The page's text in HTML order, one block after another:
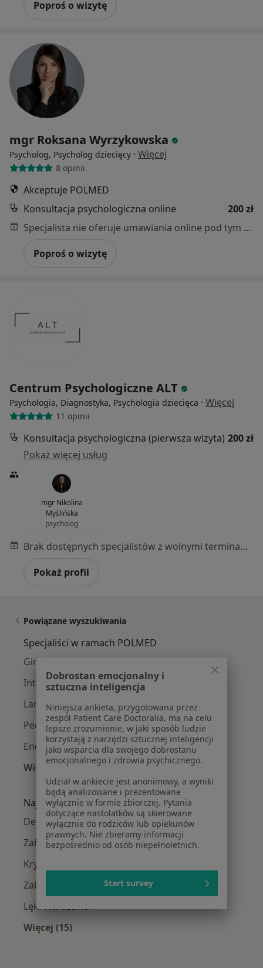
Poproś o wizytę
mgr Roksana Wyrzykowska
Psycholog, Psycholog dziecięcy · Więcej
8 opinii
Akceptuje POLMED
Konsultacja psychologiczna online
200 zł
Specjalista nie oferuje umawiania online pod tym adresem.
Poproś o wizytę
Centrum Psychologiczne ALT
Psychologia, Diagnostyka, Psychologia dziecięca · Więcej
11 opinii
Konsultacja psychologiczna (pierwsza wizyta) 200 zł
Pokaż więcej usług
mgr Nikolina
Myślińska
psycholog
Brak dostępnych specjalistów z wolnymi terminami w tym centrum medycznym.
Pokaż profil
Powiązane wyszukiwania
Specjaliści w ramach POLMED
Ginekolodzy z POLMED w Warszawie
Interniści z POLMED w Warszawie
Laryngolodzy z POLMED w Warszawie
Pediatrzy z POLMED w Warszawie
Endokrynolodzy z POLMED w Warszawie
Więcej (13)
Więcej w kategorii: Specjaliści w ramach
Najczęście leczone choroby
Depresja Warszawa
Zaburzenia lękowe Warszawa
Kryzys emocjonalny Warszawa
Zaburzenia nastroju Warszawa
Lęki Warszawa
Więcej (15)
Dobrostan emocjonalny i
sztuczna inteligencja
Niniejsza ankieta, przygotowana przez
zespół Patient Care Doctoralia, ma na celu
lepsze zrozumienie, w jaki sposób ludzie
korzystają z narzędzi sztucznej inteligencji
jako wsparcia dla swojego dobrostanu
emocjonalnego i zdrowia psychicznego.
Udział w ankiecie jest anonimowy, a wyniki
będą analizowane i prezentowane
wyłącznie w formie zbiorczej. Pytania
dotyczące nastolatków są skierowane
wyłącznie do rodziców lub opiekunów
prawnych. Nie zbieramy informacji
bezpośrednio od osób niepełnoletnich.
Start survey